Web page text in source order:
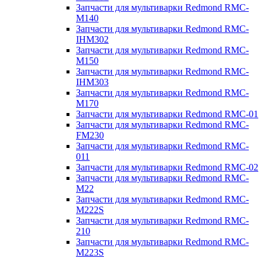
Запчасти для мультиварки Redmond RMC-
M140
Запчасти для мультиварки Redmond RMC-
IHM302
Запчасти для мультиварки Redmond RMC-
M150
Запчасти для мультиварки Redmond RMC-
IHM303
Запчасти для мультиварки Redmond RMC-
M170
Запчасти для мультиварки Redmond RMC-01
Запчасти для мультиварки Redmond RMC-
FM230
Запчасти для мультиварки Redmond RMC-
011
Запчасти для мультиварки Redmond RMC-02
Запчасти для мультиварки Redmond RMC-
M22
Запчасти для мультиварки Redmond RMC-
M222S
Запчасти для мультиварки Redmond RMC-
210
Запчасти для мультиварки Redmond RMC-
M223S